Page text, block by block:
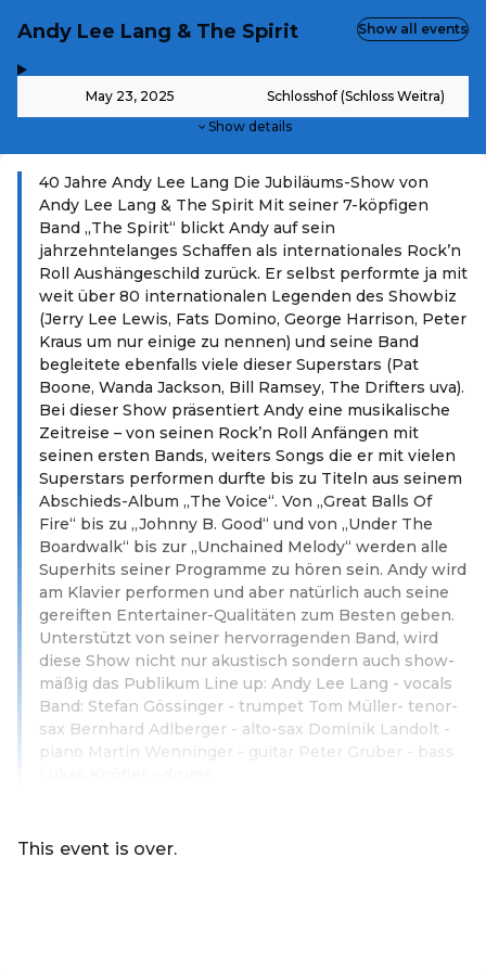
Andy Lee Lang & The Spirit
May 23, 2025 Schlosshof (Schloss Weitra)
Show details
Show all events
40 Jahre Andy Lee Lang Die Jubiläums-Show von
Andy Lee Lang & The Spirit Mit seiner 7-köpfigen
Band „The Spirit“ blickt Andy auf sein
jahrzehntelanges Schaffen als internationales Rock’n
Roll Aushängeschild zurück. Er selbst performte ja mit
weit über 80 internationalen Legenden des Showbiz
(Jerry Lee Lewis, Fats Domino, George Harrison, Peter
Kraus um nur einige zu nennen) und seine Band
begleitete ebenfalls viele dieser Superstars (Pat
Boone, Wanda Jackson, Bill Ramsey, The Drifters uva).
Bei dieser Show präsentiert Andy eine musikalische
Zeitreise – von seinen Rock’n Roll Anfängen mit
seinen ersten Bands, weiters Songs die er mit vielen
Superstars performen durfte bis zu Titeln aus seinem
Abschieds-Album „The Voice“. Von „Great Balls Of
Fire“ bis zu „Johnny B. Good“ und von „Under The
Boardwalk“ bis zur „Unchained Melody“ werden alle
Superhits seiner Programme zu hören sein. Andy wird
am Klavier performen und aber natürlich auch seine
gereiften Entertainer-Qualitäten zum Besten geben.
Unterstützt von seiner hervorragenden Band, wird
diese Show nicht nur akustisch sondern auch show-
mäßig das Publikum Line up: Andy Lee Lang - vocals
Band: Stefan Gössinger - trumpet Tom Müller- tenor-
sax Bernhard Adlberger - alto-sax Dominik Landolt -
piano Martin Wenninger - guitar Peter Gruber - bass
This event is over.